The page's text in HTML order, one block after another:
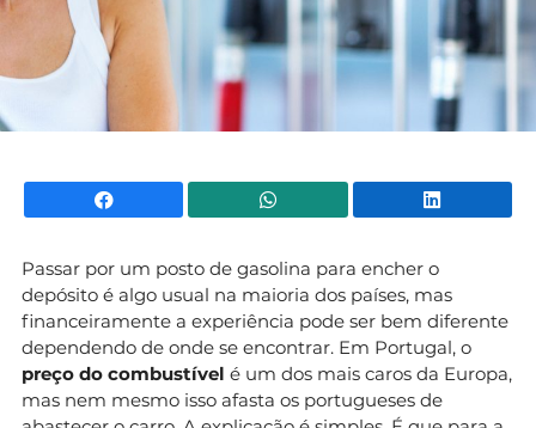
Facebook WhatsApp
Passar por um posto de gasolina para encher o
depósito é algo usual na maioria dos países, mas
financeiramente a experiência pode ser bem diferente
dependendo de onde se encontrar. Em Portugal, o
preço do combustível é um dos mais caros da Europa,
mas nem mesmo isso afasta os portugueses de